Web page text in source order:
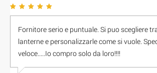
Fornitore serio e puntuale. Si puo scegliere
lanterne e personalizzarle come si vuole.
veloce.....Io compro solo da loro!!!!